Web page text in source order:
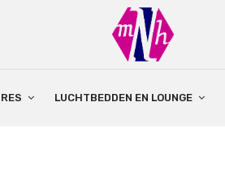
LUCHTBEDDEN EN LOUNGE